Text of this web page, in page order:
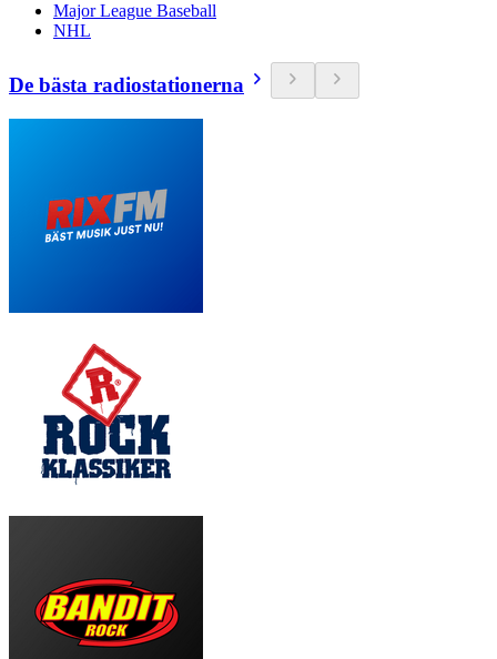
Major League Baseball
NHL
De bästa radiostationerna